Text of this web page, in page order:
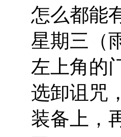
怎么都能
星期三（
左上角的
选卸诅咒
装备上，